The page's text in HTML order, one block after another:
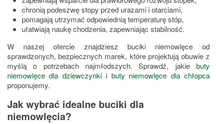
chronią podeszwę stopy przed urazami i otarciami,
pomagają utrzymać odpowiednią temperaturę stóp,
ułatwiają naukę chodzenia, zapewniając stabilność.
W naszej ofercie znajdziesz buciki niemowlęce od
sprawdzonych, bezpiecznych marek, które projektują obuwie z
myślą o potrzebach najmłodszych. Sprawdź, jakiebuty
niemowlęce dla dziewczynkii buty niemowlęce dla chłopca
proponujemy.
Jak wybrać idealne buciki dla
niemowlęcia?